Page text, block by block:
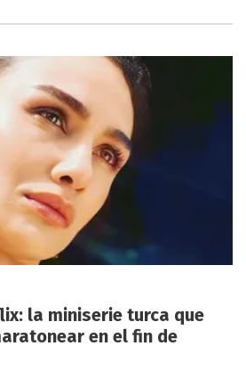
la miniserie turca que
en el fin de